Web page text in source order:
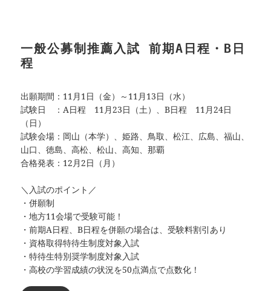
一般公募制推薦入試 前期A日程・B日
程
出願期間：11月1日（金）～11月13日（水）
試験日 ：A日程 11月23日（土）、B日程 11月24日
（日）
試験会場：岡山（本学）、姫路、鳥取、松江、広島、福山、
山口、徳島、高松、松山、高知、那覇
合格発表：12月2日（月）
＼入試のポイント／
・併願制
・地方11会場で受験可能！
・前期A日程、B日程を併願の場合は、受験料割引あり
・資格取得特待生制度対象入試
・特待生特別奨学制度対象入試
・高校の学習成績の状況を50点満点で点数化！